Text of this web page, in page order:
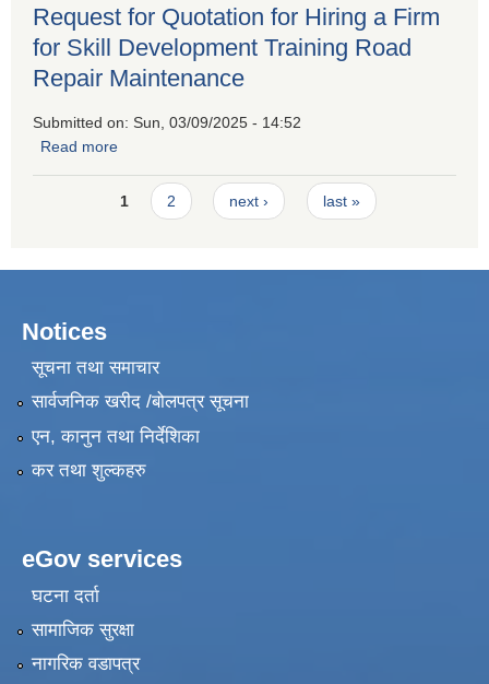
Request for Quotation for Hiring a Firm
for Skill Development Training Road
Repair Maintenance
Submitted on: Sun, 03/09/2025 - 14:52
Read more
Pages1 2 next › last »
Notices
सूचना तथा समाचार
सार्वजनिक खरीद /बोलपत्र सूचना
एन, कानुन तथा निर्देशिका
कर तथा शुल्कहरु
eGov services
घटना दर्ता
सामाजिक सुरक्षा
नागरिक वडापत्र